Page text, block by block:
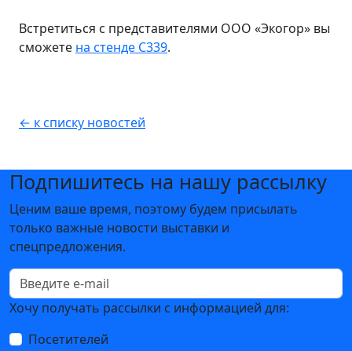
Встретиться с представителями ООО «Экогор» вы
сможете на стенде C339.
← к списку новостей
Подпишитесь на нашу рассылку
Ценим ваше время, поэтому будем присылать
только важные новости выставки и
спецпредложения.
Хочу получать рассылки с информацией для:
Посетителей